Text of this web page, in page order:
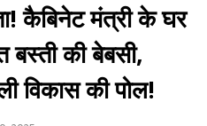
कैबिनेट मंत्री के घर
की बेबसी,
विकास की पोल!